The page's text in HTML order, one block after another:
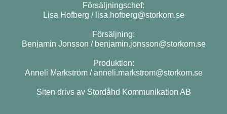
Försäljningschef:
Lisa Hofberg / lisa.hofberg@storkom.se
Försäljning:
Benjamin Jonsson / benjamin.jonsson@storkom.se
Produktion:
Anneli Markström /anneli.markstrom@storkom.se
Siten drivs av Stordåhd Kommunikation AB